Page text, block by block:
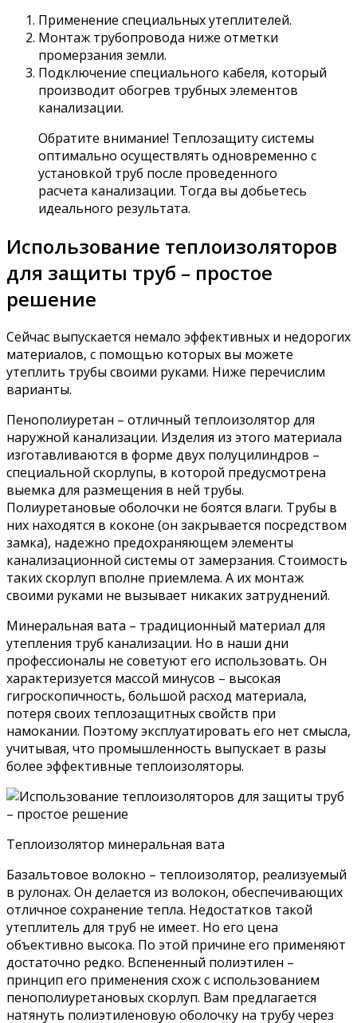
Применение специальных утеплителей.
Монтаж трубопровода ниже отметки
промерзания земли.
Подключение специального кабеля, который
производит обогрев трубных элементов
канализации.
Обратите внимание! Теплозащиту системы
оптимально осуществлять одновременно с
установкой труб после проведенного
расчета канализации. Тогда вы добьетесь
идеального результата.
Использование теплоизоляторов
для защиты труб – простое
решение
Сейчас выпускается немало эффективных и недорогих
материалов, с помощью которых вы можете
утеплить трубы своими руками. Ниже перечислим
варианты.
Пенополиуретан – отличный теплоизолятор для
наружной канализации. Изделия из этого материала
изготавливаются в форме двух полуцилиндров –
специальной скорлупы, в которой предусмотрена
выемка для размещения в ней трубы.
Полиуретановые оболочки не боятся влаги. Трубы в
них находятся в коконе (он закрывается посредством
замка), надежно предохраняющем элементы
канализационной системы от замерзания. Стоимость
таких скорлуп вполне приемлема. А их монтаж
своими руками не вызывает никаких затруднений.
Минеральная вата – традиционный материал для
утепления труб канализации. Но в наши дни
профессионалы не советуют его использовать. Он
характеризуется массой минусов – высокая
гигроскопичность, большой расход материала,
потеря своих теплозащитных свойств при
намокании. Поэтому эксплуатировать его нет смысла,
учитывая, что промышленность выпускает в разы
более эффективные теплоизоляторы.
Теплоизолятор минеральная вата
Базальтовое волокно – теплоизолятор, реализуемый
в рулонах. Он делается из волокон, обеспечивающих
отличное сохранение тепла. Недостатков такой
утеплитель для труб не имеет. Но его цена
объективно высока. По этой причине его применяют
достаточно редко. Вспененный полиэтилен –
принцип его применения схож с использованием
пенополиуретановых скорлуп. Вам предлагается
натянуть полиэтиленовую оболочку на трубу через